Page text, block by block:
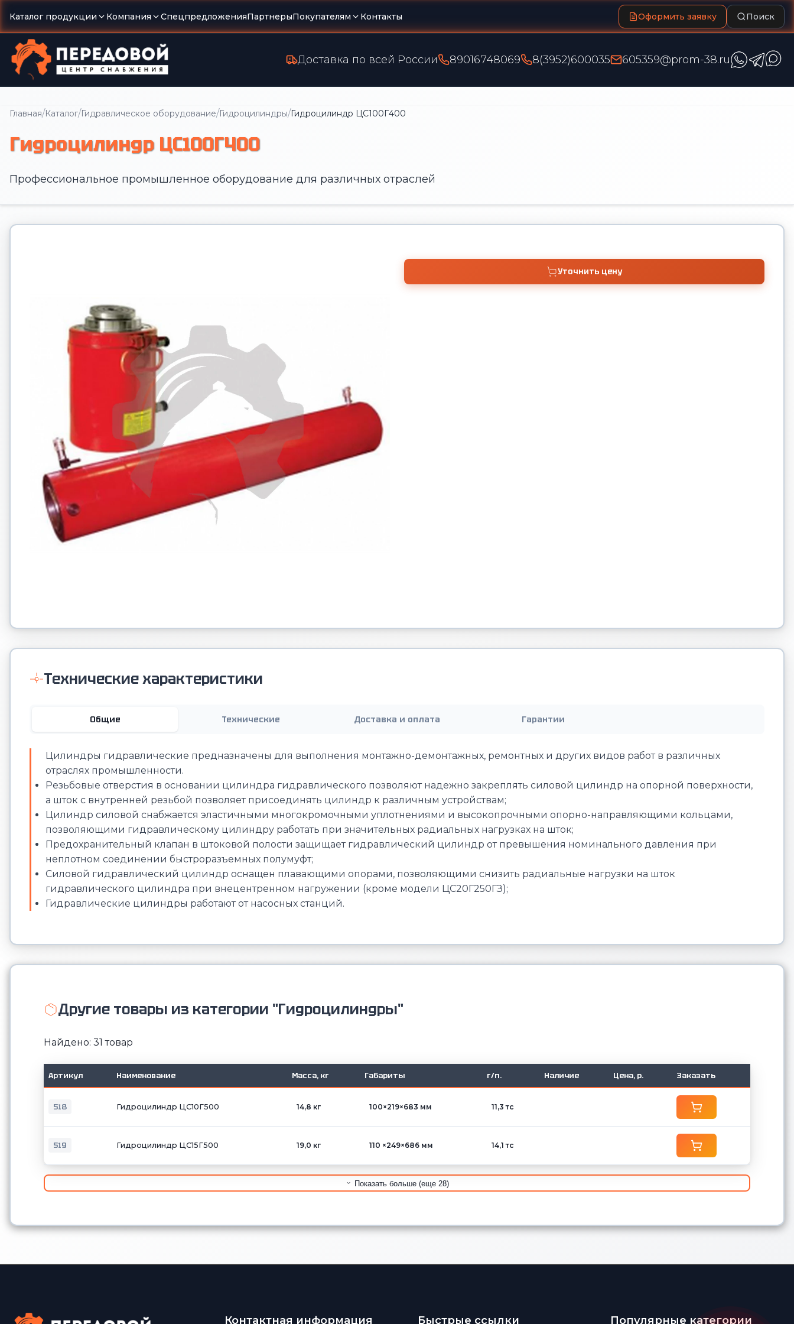
Каталог продукции Компания СпецпредложенияПартнерыПокупателям Контакты Оформить заявку Поиск
Доставка по всей России 89016748069 8(3952)600035 605359@prom-38.ru
Главная/Каталог/Гидравлическое оборудование/Гидроцилиндры/Гидроцилиндр ЦС100Г400
Гидроцилиндр ЦС100Г400
Профессиональное промышленное оборудование для различных отраслей
Уточнить цену
Технические характеристики
Общие Технические Доставка и оплата Гарантии
Цилиндры гидравлические предназначены для выполнения монтажно-демонтажных, ремонтных и других видов работ в различных
отраслях промышленности.
Резьбовые отверстия в основании цилиндра гидравлического позволяют надежно закреплять силовой цилиндр на опорной поверхности,
а шток с внутренней резьбой позволяет присоединять цилиндр к различным устройствам;
Цилиндр силовой снабжается эластичными многокромочными уплотнениями и высокопрочными опорно-направляющими кольцами,
позволяющими гидравлическому цилиндру работать при значительных радиальных нагрузках на шток;
Предохранительный клапан в штоковой полости защищает гидравлический цилиндр от превышения номинального давления при
неплотном соединении быстроразъемных полумуфт;
Силовой гидравлический цилиндр оснащен плавающими опорами, позволяющими снизить радиальные нагрузки на шток
гидравлического цилиндра при внецентренном нагружении (кроме модели ЦС20Г250ГЗ);
Гидравлические цилиндры работают от насосных станций.
Другие товары из категории "Гидроцилиндры"
Найдено: 31 товар
Артикул Наименование Масса, кг Габариты г/п. Наличие Цена, р. Заказать
518 Гидроцилиндр ЦС10Г500 14,8 кг 100×219×683 мм 11,3 тс
519 Гидроцилиндр ЦС15Г500 19,0 кг 110 ×249×686 мм 14,1 тс
Показать больше (еще 28)
Контактная информация Быстрые ссылки Популярные категории